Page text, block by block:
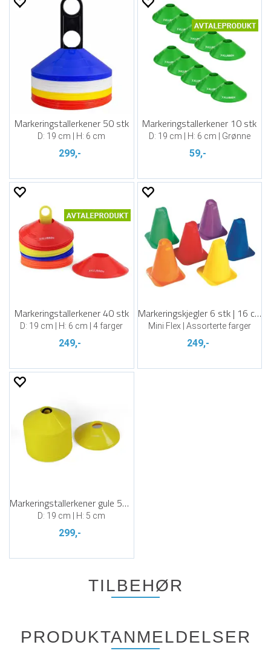
Markeringstallerkener 50 stk
D: 19 cm | H: 6 cm
299,-
Markeringstallerkener 10 stk
D: 19 cm | H: 6 cm | Grønne
59,-
Markeringstallerkener 40 stk
D: 19 cm | H: 6 cm | 4 farger
249,-
Markeringskjegler 6 stk | 16 cm
Mini Flex | Assorterte farger
249,-
Markeringstallerkener gule 50 stk
D: 19 cm | H: 5 cm
299,-
TILBEHØR
PRODUKTANMELDELSER